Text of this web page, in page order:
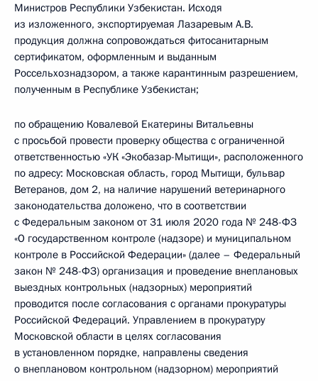
Министров Республики Узбекистан. Исходя
из изложенного, экспортируемая Лазаревым А.В.
продукция должна сопровождаться фитосанитарным
сертификатом, оформленным и выданным
Россельхознадзором, а также карантинным разрешением,
полученным в Республике Узбекистан;
по обращению Ковалевой Екатерины Витальевны
с просьбой провести проверку общества с ограниченной
ответственностью «УК «Экобазар-Мытищи», расположенного
по адресу: Московская область, город Мытищи, бульвар
Ветеранов, дом 2, на наличие нарушений ветеринарного
законодательства доложено, что в соответствии
с Федеральным законом от 31 июля 2020 года № 248-ФЗ
«О государственном контроле (надзоре) и муниципальном
контроле в Российской Федерации» (далее – Федеральный
закон № 248-ФЗ) организация и проведение внеплановых
выездных контрольных (надзорных) мероприятий
проводится после согласования с органами прокуратуры
Российской Федераций. Управлением в прокуратуру
Московской области в целях согласования
в установленном порядке, направлены сведения
о внеплановом контрольном (надзорном) мероприятий